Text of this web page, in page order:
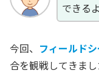
できるよ
今回、 フィールド
合を観戦してきまし